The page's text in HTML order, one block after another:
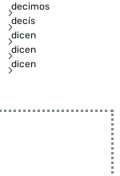
decimos
decís
dicen
dicen
dicen